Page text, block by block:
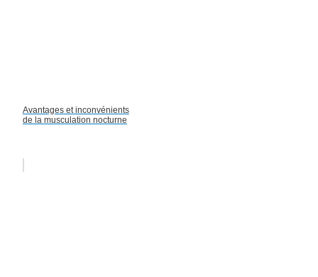
Avantages et inconvénients
de la musculation nocturne